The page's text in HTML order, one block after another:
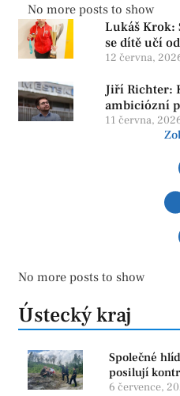
No more posts to show
Lukáš Krok:
se dítě učí
neroste tam,
12 června,
Jiří Richter:
ambiciózní
více
11 června,
No more posts to show
Ústecký kraj
Společné
posilují
bezpečnost i
6 července,